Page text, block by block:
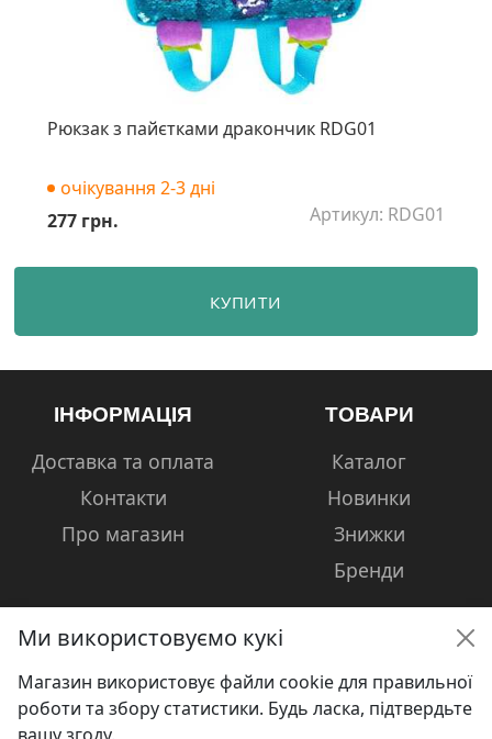
Рюкзак з пайєтками дракончик RDG01
очікування 2-3 дні
Артикул: RDG01
277 грн.
КУПИТИ
ІНФОРМАЦІЯ
Доставка та оплата
Контакти
Про магазин
ТОВАРИ
Каталог
Новинки
Знижки
Бренди
КОНТАКТИ
Ми використовуємо кукі
Магазин використовує файли cookie для правильної
роботи та збору статистики. Будь ласка, підтвердьте